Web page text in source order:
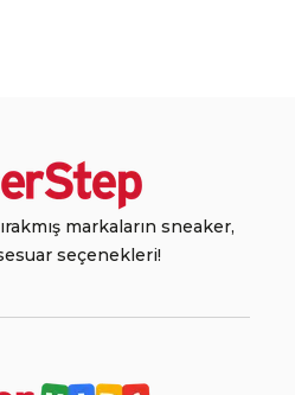
markaların sneaker,
seçenekleri!